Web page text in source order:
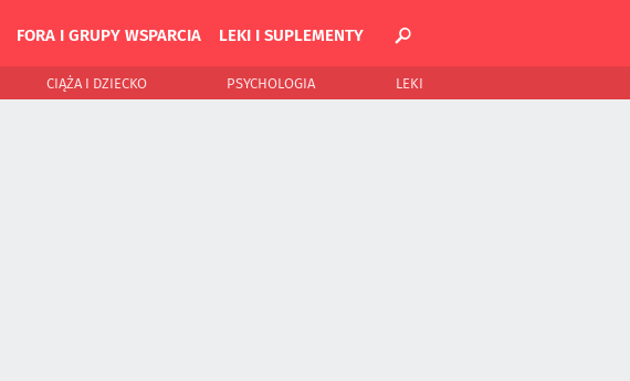
FORA I GRUPY WSPARCIA LEKI I SUPLEMENTY
CIĄŻA I DZIECKO PSYCHOLOGIA LEKI